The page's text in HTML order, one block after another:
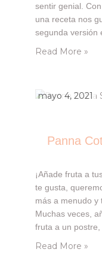
sentir genial.
una receta nos
segunda versión
eso es lo que…
Read More »
mayo 4, 2021
Panna
¡Añade fruta a
te gusta,
más a menudo y
Muchas veces,
fruta a un
Read More »